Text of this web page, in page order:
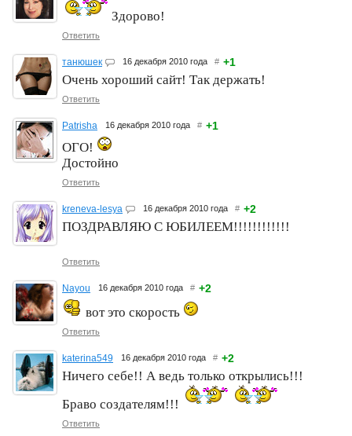
Здорово!
Ответить
танюшек 16 декабря 2010 года # +1
Очень хороший сайт! Так держать!
Ответить
Patrisha 16 декабря 2010 года # +1
ОГО!
Достойно
Ответить
kreneva-lesya 16 декабря 2010 года # +2
ПОЗДРАВЛЯЮ С ЮБИЛЕЕМ!!!!!!!!!!!!
Ответить
Nayou 16 декабря 2010 года # +2
вот это скорость
Ответить
katerina549 16 декабря 2010 года # +2
Ничего себе!! А ведь только открылись!!!
Браво создателям!!!
Ответить